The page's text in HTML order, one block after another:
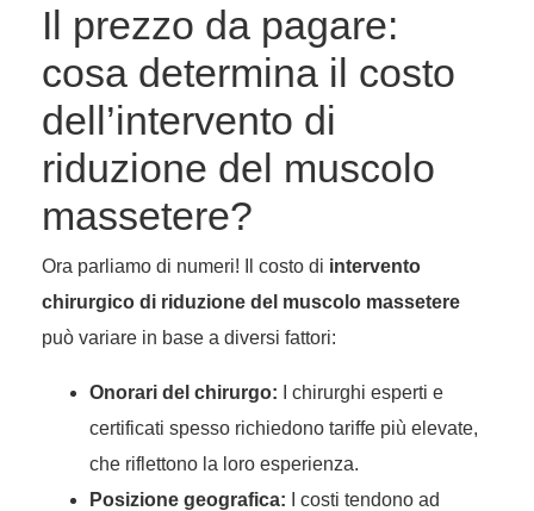
Il prezzo da pagare:
cosa determina il costo
dell’intervento di
riduzione del muscolo
massetere?
Ora parliamo di numeri! Il costo di intervento
chirurgico di riduzione del muscolo massetere
può variare in base a diversi fattori:
Onorari del chirurgo: I chirurghi esperti e
certificati spesso richiedono tariffe più elevate,
che riflettono la loro esperienza.
Posizione geografica: I costi tendono ad